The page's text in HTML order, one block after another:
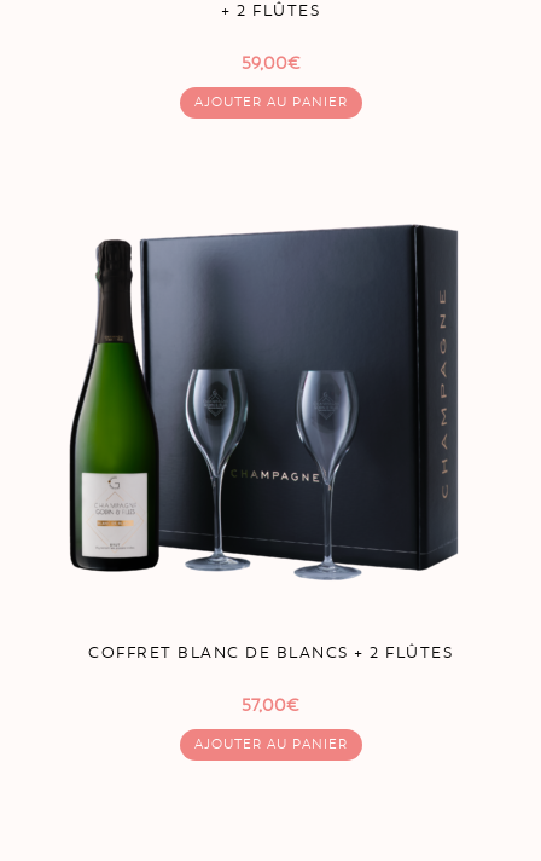
+ 2 FLÛTES
59,00€
AJOUTER AU PANIER
COFFRET BLANC DE BLANCS + 2 FLÛTES
57,00€
AJOUTER AU PANIER